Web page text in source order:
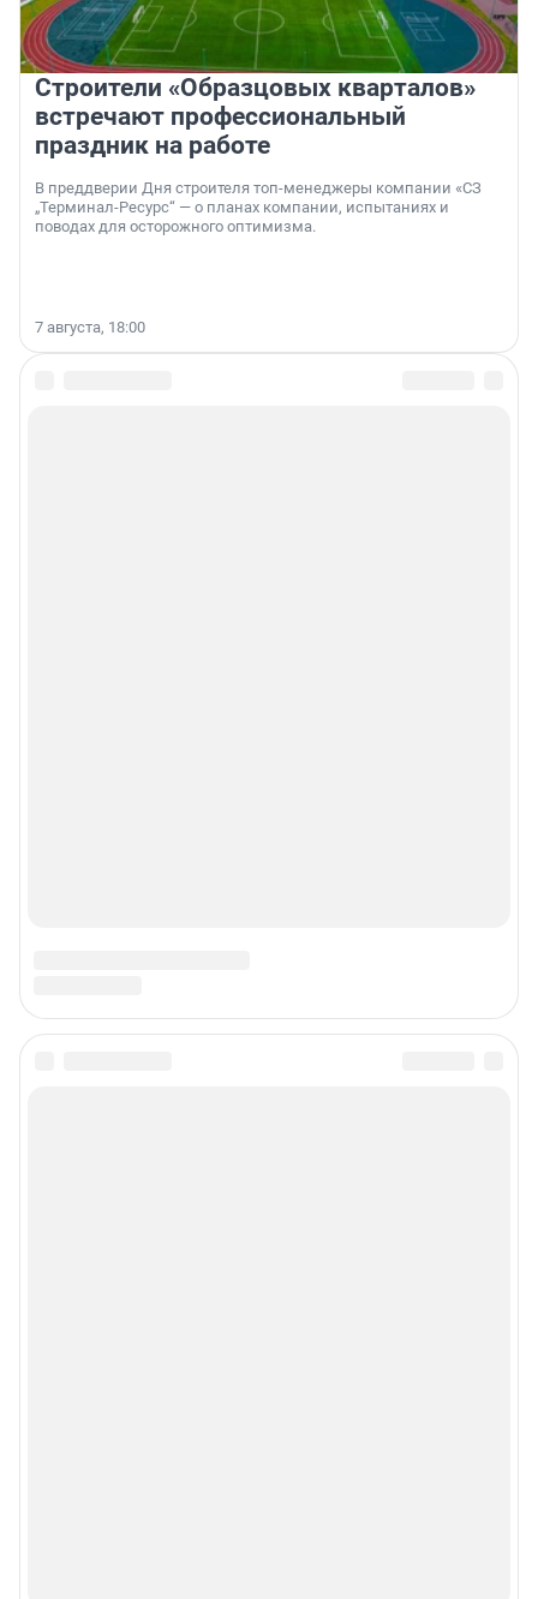
Строители «Образцовых кварталов»
встречают профессиональный
праздник на работе
В преддверии Дня строителя топ-менеджеры компании «СЗ
„Терминал-Ресурс“ — о планах компании, испытаниях и
поводах для осторожного оптимизма.
7 августа, 18:00